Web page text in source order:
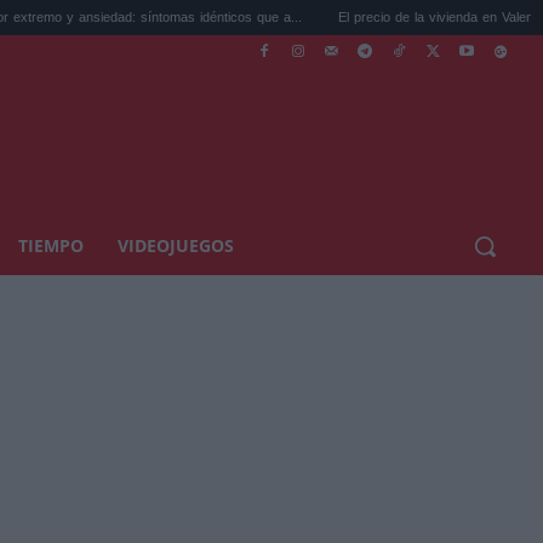
síntomas idénticos que a... El precio de la vivienda en Valencia sube a
TIEMPO VIDEOJUEGOS